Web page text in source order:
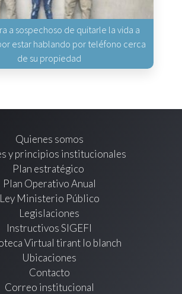
a sospechoso de quitarle la vida a
estar hablando por teléfono cerca
de su propiedad
Quienes somos
y principios institucionales
Plan estratégico
Plan Operativo Anual
Ley Ministerio Público
Legislaciones
Instructivos SIGEFI
Virtual tirant lo blanch
Ubicaciones
Contacto
Correo institucional